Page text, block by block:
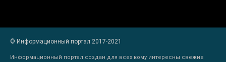
© Информационный портал 2017-2021
Информационный портал создан для всех кому интересны свежие